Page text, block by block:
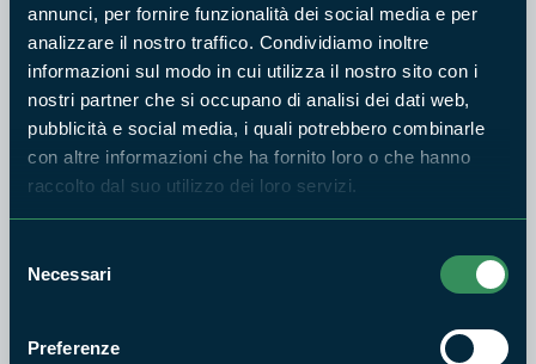
annunci, per fornire funzionalità dei social media e per
analizzare il nostro traffico. Condividiamo inoltre
informazioni sul modo in cui utilizza il nostro sito con i
nostri partner che si occupano di analisi dei dati web,
pubblicità e social media, i quali potrebbero combinarle
con altre informazioni che ha fornito loro o che hanno
raccolto dal suo utilizzo dei loro servizi.
delNecessari
Preferenze
2026
PARCO RIVIERA DI ULISSE
JazzFlirt Festival
31
LUG
Artisti in erba. Impronte di